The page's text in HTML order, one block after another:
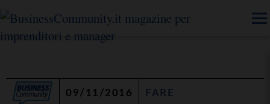
09/11/2016 FARE